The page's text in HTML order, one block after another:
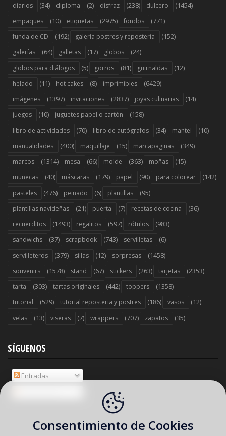
diarios (34) diploma (2) disfraz (238) dulcero (1454)
empaques (10) etiquetas (2975) fondos (771)
funda de CD (192) galería postres y reposteria (152)
galerías (64) galletas (17) globos (24)
globos para diálogos (5) gorros (81) guirnaldas (12)
helado (11) hot cakes (8) imprimibles (6429)
imágenes (1397) invitaciones (2837) joyas culinarias (14)
juegos (10) juguetes papel o cartón (158)
libro de actividades (70) libro de autógrafos (34) mantel (10)
manualidades (400) maquillaje (15) marcapaginas (349)
marcos (1314) mesa (66) molde (363) moñas (15)
muñecas (40) máscaras (179) papel (90) para colorear (142)
pasteles (476) peinado (6) plantillas (95)
plantillas navideñas (21) puerta (7) recetas de cocina (36)
recuerditos (1493) regalitos (597) rótulos (983)
sandwichs (37) scrapbook (743) servilletas (6)
servilleteros (379) sillas (12) sorpresas (1458)
souvenirs (1578) stand (67) stickers (263) tarjetas (2353)
tarta (303) tartas originales (442) toppers (1358)
tutorial (529) tutorial reposteria y postres (186) vasos (12)
velas (13) viseras (7) wrappers (707) zapatos (35)
SÍGUENOS
Entradas
Consentimiento de Cookies